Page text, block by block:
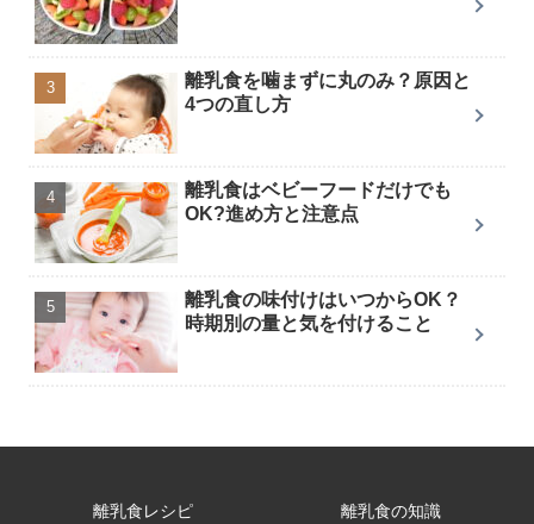
離乳食を噛まずに丸のみ？原因と
4つの直し方
離乳食はベビーフードだけでも
OK?進め方と注意点
離乳食の味付けはいつからOK？
時期別の量と気を付けること
離乳食レシピ 離乳食の知識